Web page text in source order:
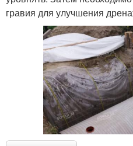
гравия для улучшения